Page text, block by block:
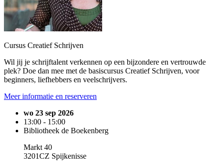
Cursus Creatief Schrijven
Wil jij je schrijftalent verkennen op een bijzondere en vertrouwde
plek? Doe dan mee met de basiscursus Creatief Schrijven, voor
beginners, liefhebbers en veelschrijvers.
Meer informatie en reserveren
wo 23 sep 2026
13:00 - 15:00
Bibliotheek de Boekenberg
Markt 40
3201CZ Spijkenisse